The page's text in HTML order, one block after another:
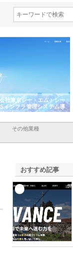
社東京シー・エム・シー
インフラ管理システム導
ット
その他業種
おすすめ記事